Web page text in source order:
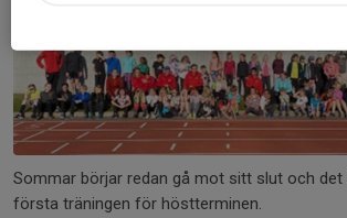
Sommar börjar redan gå mot sitt slut och
första träningen för höstterminen.